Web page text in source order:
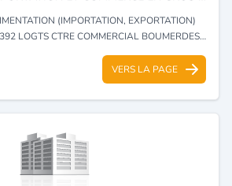
(IMPORTATION, EXPORTATION)
LOGTS CTRE COMMERCIAL BOUMERDES - BOUMERDES
VERS LA PAGE